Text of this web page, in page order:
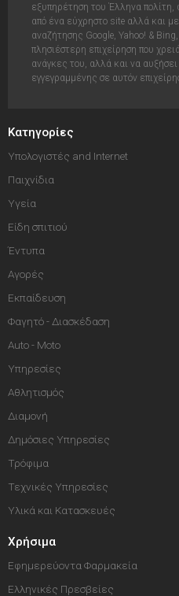
εξυπηρέτηση του Έλληνα
από ένα εύχρηστο site αλλά και
αναζήτησης Google, Yahoo! &
πλησιέστερη επιχείρηση που
ανάγκες του, αλλά και να
εγγεγραμμένης σε αυτόν
Κατηγορίες
Υπολογιστές and Internet
Παιχνίδια
Υγεία
Είδη σπιτιού
Έντυπα
Αγορές
Εκπαίδευση
Φαγητό - Διασκέδαση
Auto - Moto
Υπηρεσίες
Αθλητισμός
Διαμονή
Δημόσιες Υπηρεσίες
Τρόφιμα
Τεχνικές Υπηρεσίες
Υλικά και Κατασκευές
Χρήσιμα
Εφημερεύοντα Φαρμακεία
Ελληνικές Πρεσβείες